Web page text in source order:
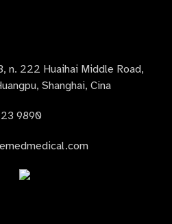
n. 222 Huaihai Middle Road,
Shanghai, Cina
9890